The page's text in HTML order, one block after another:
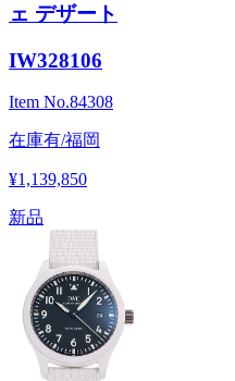
ェ デザート
IW328106
Item No.84308
在庫有/福岡
¥1,139,850
新品